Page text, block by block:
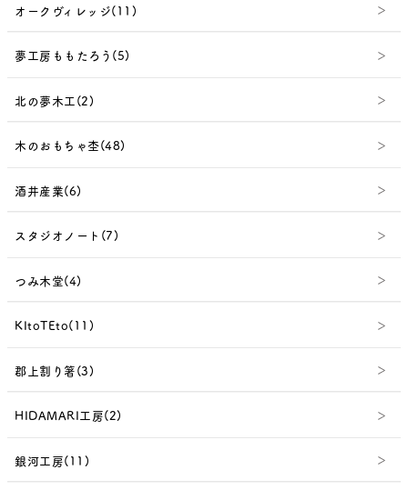
オークヴィレッジ(11)
夢工房ももたろう(5)
北の夢木工(2)
木のおもちゃ杢(48)
酒井産業(6)
スタジオノート(7)
つみ木堂(4)
KItoTEto(11)
郡上割り箸(3)
HIDAMARI工房(2)
銀河工房(11)